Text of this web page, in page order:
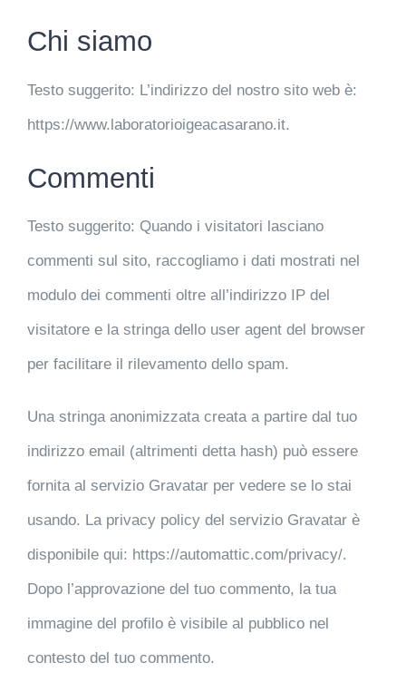
Chi siamo
Testo suggerito: L’indirizzo del nostro sito web è:
https://www.laboratorioigeacasarano.it.
Commenti
Testo suggerito: Quando i visitatori lasciano
commenti sul sito, raccogliamo i dati mostrati nel
modulo dei commenti oltre all’indirizzo IP del
visitatore e la stringa dello user agent del browser
per facilitare il rilevamento dello spam.
Una stringa anonimizzata creata a partire dal tuo
indirizzo email (altrimenti detta hash) può essere
fornita al servizio Gravatar per vedere se lo stai
usando. La privacy policy del servizio Gravatar è
disponibile qui: https://automattic.com/privacy/.
Dopo l’approvazione del tuo commento, la tua
immagine del profilo è visibile al pubblico nel
contesto del tuo commento.